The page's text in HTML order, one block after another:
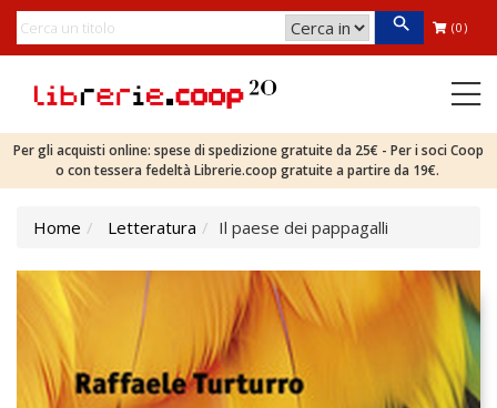
(0)
Per gli acquisti online: spese di spedizione gratuite da 25€ - Per i soci Coop
o con tessera fedeltà Librerie.coop gratuite a partire da 19€.
Home Letteratura Il paese dei pappagalli